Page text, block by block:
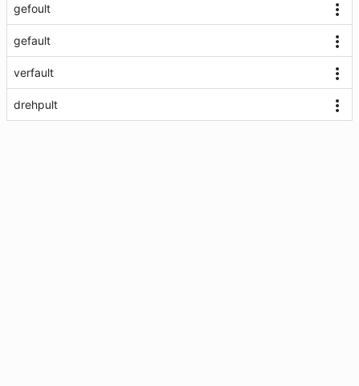
gefoult
gefault
verfault
drehpult